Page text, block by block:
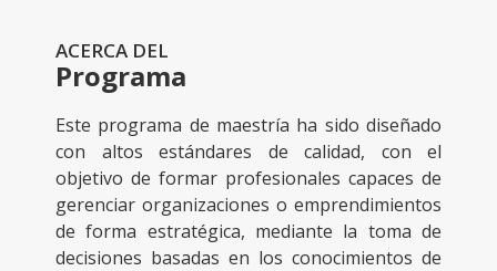
ACERCA DEL
Programa
Este programa de maestría ha sido diseñado
con altos estándares de calidad, con el
objetivo de formar profesionales capaces de
gerenciar organizaciones o emprendimientos
de forma estratégica, mediante la toma de
decisiones basadas en los conocimientos de